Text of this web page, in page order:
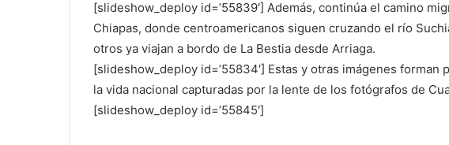
[slideshow_deploy id=’55839′] Además, continúa el camino
Chiapas, donde centroamericanos siguen cruzando el río
otros ya viajan a bordo de La Bestia desde Arriaga.
[slideshow_deploy id=’55834′] Estas y otras imágenes
la vida nacional capturadas por la lente de los fotógrafos de
[slideshow_deploy id=’55845′]